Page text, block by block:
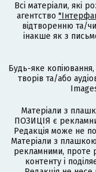
Всі матеріали, які
агентство
відтворенню та/
інакше як з
Будь-яке
творів та/або
Матеріали з
ПОЗИЦІЯ є
Редакція може не
Матеріали з
рекламними, проте
контенту і